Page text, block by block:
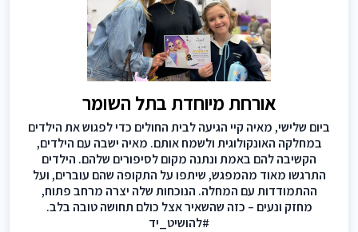
אורחת מיוחדת בתל השומר
ביום שלישי, מאיה קיי הגיעה לבית החולים כדי לפגוש את הילדים
במחלקה האונקולוגית ולשמח אותם. מאיה ישבה עם הילדים,
הקשיבה להם באמת ונתנה מקום לסיפורים שלהם. הילדים
התרגשו מאוד מהמפגש, שיתפו על התקופה שהם עוברים, ועל
ההתמודדות עם המחלה. הנוכחות שלה יצרה מרחב פתוח,
מחזק ונעים – כזה שהשאיר אצל כולם תחושה טובה בלב.
#להושיט_יד